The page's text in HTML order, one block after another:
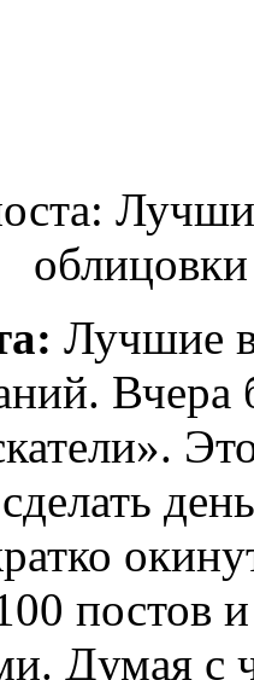
Лучшие
Вчера
постов
Думая с